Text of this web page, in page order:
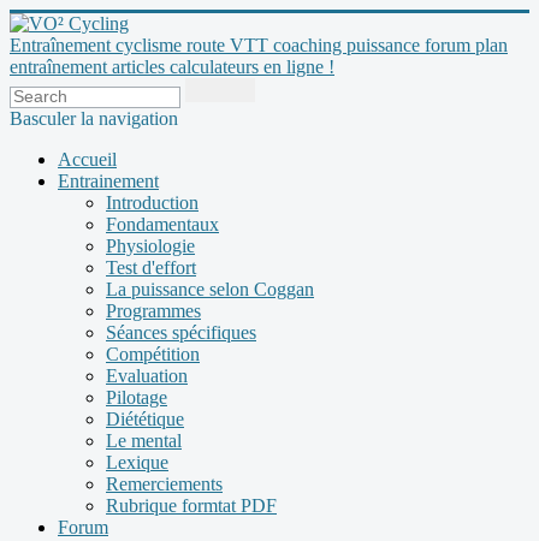
Entraînement cyclisme route VTT coaching puissance forum plan
entraînement articles calculateurs en ligne !
Basculer la navigation
Accueil
Entrainement
Introduction
Fondamentaux
Physiologie
Test d'effort
La puissance selon Coggan
Programmes
Séances spécifiques
Compétition
Evaluation
Pilotage
Diététique
Le mental
Lexique
Remerciements
Rubrique formtat PDF
Forum